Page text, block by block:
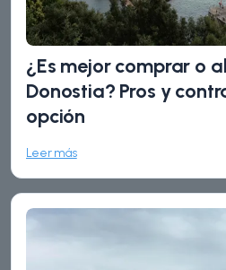
¿Es mejor comprar o
Donostia? Pros y
opción
Leer más